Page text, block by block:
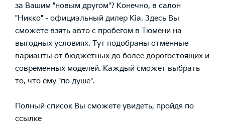
за Вашим "новым другом"? Конечно, в салон
"Никко" - официальный дилер Kia. Здесь Вы
сможете взять авто с пробегом в Тюмени на
выгодных условиях. Тут подобраны отменные
варианты от бюджетных до более дорогостоящих и
современных моделей. Каждый сможет выбрать
то, что ему "по душе".
Полный список Вы сможете увидеть, пройдя по
ссылке